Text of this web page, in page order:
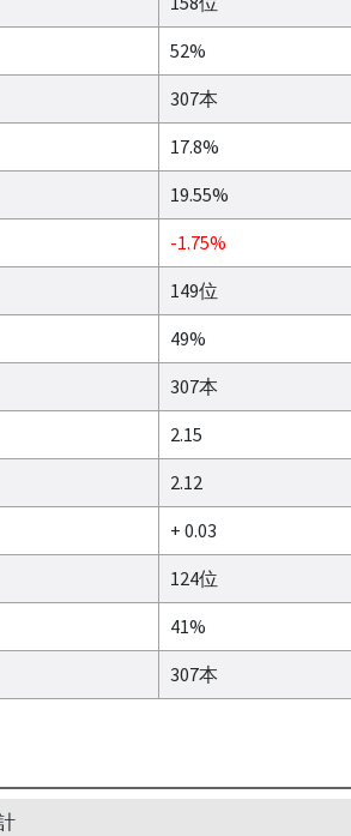
52%
307本
17.8%
19.55%
-1.75%
149位
49%
307本
2.15
2.12
+ 0.03
124位
41%
307本